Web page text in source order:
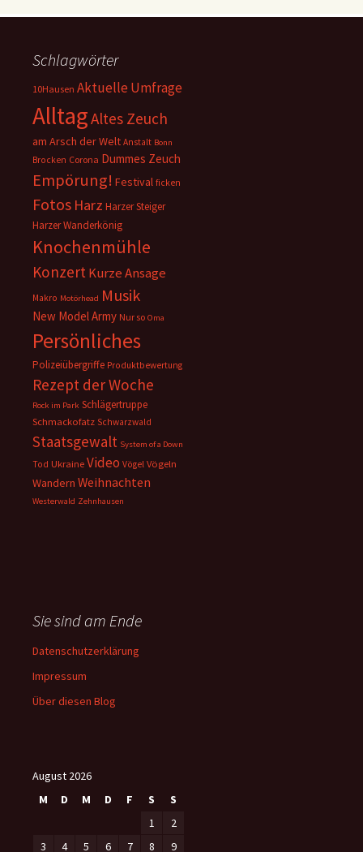
Schlagwörter
10Hausen Aktuelle Umfrage
AlltagAltes Zeuch
am Arsch der Welt Anstalt Bonn
Brocken Corona Dummes Zeuch
Empörung! Festival ficken
Fotos Harz Harzer Steiger
Harzer Wanderkönig
Knochenmühle
Konzert Kurze Ansage
Makro Motörhead Musik
New Model Army Nur so Oma
Persönliches
Polizeiübergriffe Produktbewertung
Rezept der Woche
Rock im Park Schlägertruppe
Schmackofatz Schwarzwald
Staatsgewalt System of a Down
Tod Ukraine Video Vögel Vögeln
Wandern Weihnachten
Westerwald Zehnhausen
Sie sind am Ende
Datenschutzerklärung
Impressum
Über diesen Blog
August 2026
M
D M D F S
S
1
2
3
4 5 6 7 8 9